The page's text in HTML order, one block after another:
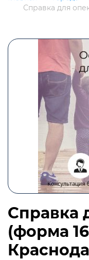
Справка для
Справка
(форма